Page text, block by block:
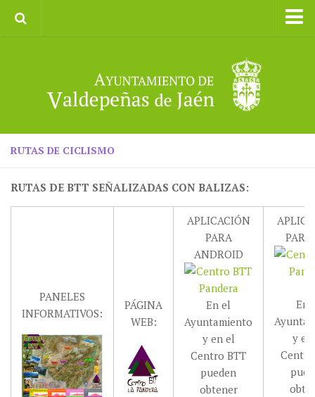
II CXM ROMPEALBARCAS 2023
RUTAS DE CICLISMO
RUTAS DE BTT SEÑALIZADAS CON BALIZAS:
PANELES
INFORMATIVOS:
PÁGINA
WEB:
APLICACIÓN
PARA
ANDROID
En el
Ayuntamiento
y en el
Centro BTT
pueden
obtener
PARA
En
y